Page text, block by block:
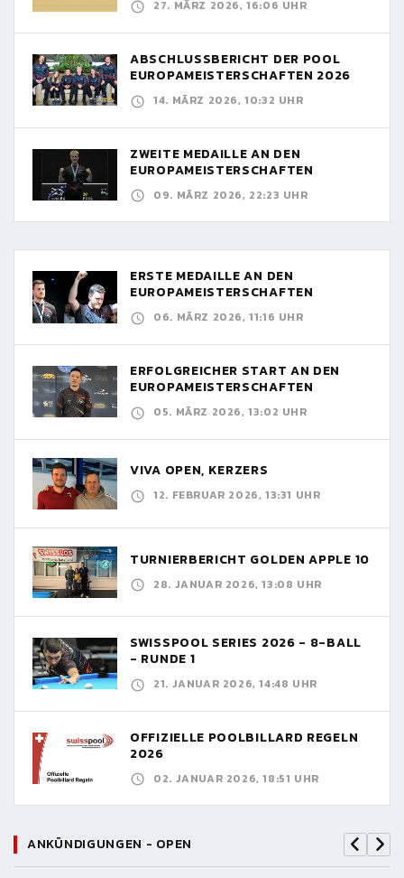
27. MÄRZ 2026, 16:06 UHR
ABSCHLUSSBERICHT DER POOL
EUROPAMEISTERSCHAFTEN 2026
14. MÄRZ 2026, 10:32 UHR
ZWEITE MEDAILLE AN DEN
EUROPAMEISTERSCHAFTEN
09. MÄRZ 2026, 22:23 UHR
ERSTE MEDAILLE AN DEN
EUROPAMEISTERSCHAFTEN
06. MÄRZ 2026, 11:16 UHR
ERFOLGREICHER START AN DEN
EUROPAMEISTERSCHAFTEN
05. MÄRZ 2026, 13:02 UHR
VIVA OPEN, KERZERS
12. FEBRUAR 2026, 13:31 UHR
TURNIERBERICHT GOLDEN APPLE 10
28. JANUAR 2026, 13:08 UHR
SWISSPOOL SERIES 2026 - 8-BALL
- RUNDE 1
21. JANUAR 2026, 14:48 UHR
OFFIZIELLE POOLBILLARD REGELN
2026
02. JANUAR 2026, 18:51 UHR
ANKÜNDIGUNGEN - OPEN